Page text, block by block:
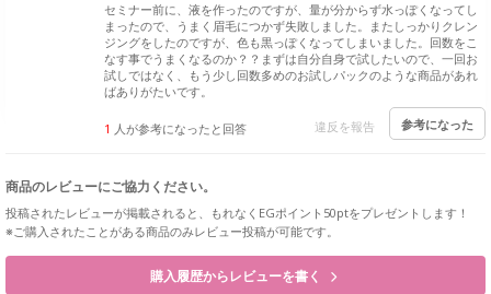
セミナー前に、液を作ったのですが、量が分からず水っぽくなってし
まったので、うまく眉毛につかず失敗しました。またしっかりクレン
ジングをしたのですが、色も黒っぽくなってしまいました。回数をこ
なす事でうまくなるのか？？まずは自分自身で試したいので、一回お
試しではなく、もう少し回数多めのお試しパックのような商品があれ
ばありがたいです。
1 人が参考になったと回答 違反を報告 参考になった
商品のレビューにご協力ください。
投稿されたレビューが掲載されると、もれなくEGポイント50ptをプレゼントします！
※ご購入されたことがある商品のみレビュー投稿が可能です。
購入履歴からレビューを書く